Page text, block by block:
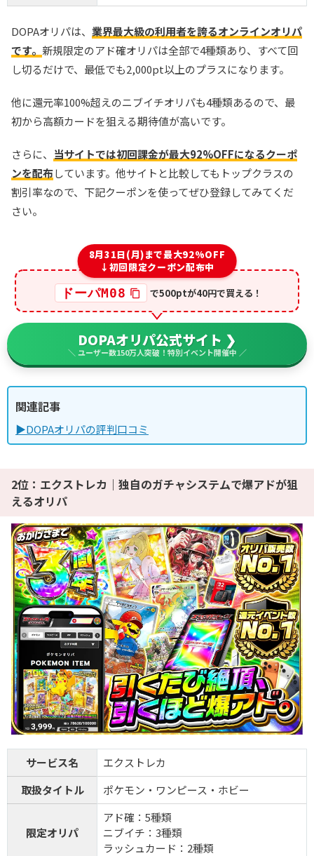
DOPAオリパは、 業界最大級の利用者を誇るオンラインオリパ
です。 新規限定のアド確オリパは全部で4種類あり、すべて回
し切るだけで、最低でも2,000pt以上のプラスになります。
他に還元率100%超えのニブイチオリパも4種類あるので、最
初から高額カードを狙える期待値が高いです。
さらに、 当サイトでは初回課金が最大92%OFFになるクーポ
ンを配布しています。他サイトと比較してもトップクラスの
割引率なので、下記クーポンを使ってぜひ登録してみてくだ
さい。
8月31日(月)まで最大92%OFF
↓初回限定クーポン配布中
ドーパM08 で500ptが40円で買える！
DOPAオリパ公式サイト ❯
＼ ユーザー数150万人突破！特別イベント開催中 ／
関連記事
▶DOPAオリパの評判口コミ
2位：エクストレカ｜独自のガチャシステムで爆アドが狙
えるオリパ
サービス名
エクストレカ
取扱タイトル
ポケモン・ワンピース・ホビー
限定オリパ
アド確：5種類
ニブイチ：3種類
ラッシュカード：2種類